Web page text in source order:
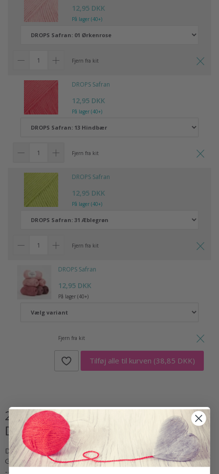
12,95 DKK
På lager (40+)
Fjern fra kit
DROPS Safran
12,95 DKK
På lager (40+)
Fjern fra kit
DROPS Safran
12,95 DKK
På lager (40+)
Fjern fra kit
DROPS Safran
12,95 DKK
På lager (40+)
Fjern fra kit
Tilføj alle til kurven (38,85 DKK)
24-35 Sweet Macaroons by DROPS
Design
DROPS Design: Model nr n-001-bn
Garngruppe A
-----------------------------------------------------------